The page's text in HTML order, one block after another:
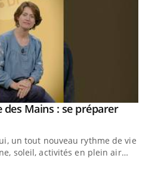
des Mains : se préparer
un tout nouveau rythme de vie !
soleil, activités en plein air…
2026Youtube
et, pour de nombreuses
diabète, c'est une période de
...